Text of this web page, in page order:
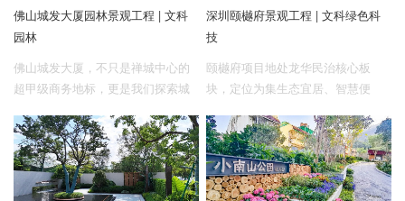
佛山城发大厦园林景观工程 | 文科
园林
佛山城发大厦，不只是禅城中心的
超甲级商务地标，更是我们探索城
度实践。
深圳颐樾府景观工程 | 文科绿色科
技
颐樾府项目地处龙华民治核心板
块，定位为集生态宜居、智慧便
高端住宅。